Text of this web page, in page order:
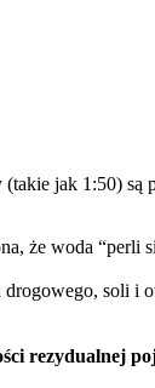
1:50) są
że woda “perli
drogowego, soli i
rezydualnej